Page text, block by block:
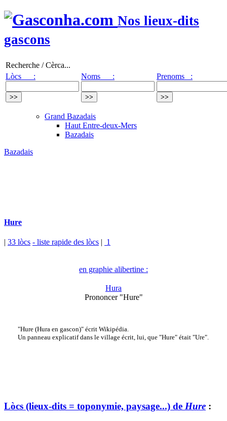
Nos lieux-dits
gascons
Recherche / Cèrca...
Lòcs :
Noms : Prenoms :
Grand Bazadais
Haut Entre-deux-Mers
Bazadais
Bazadais
Hure
| 33 lòcs - liste rapide des lòcs | 1
en graphie alibertine :
Hura
Prononcer "Hure"
"Hure (Hura en gascon)" écrit Wikipédia.
Un panneau explicatif dans le village écrit, lui, que "Hure" était "Ure".
Lòcs (lieux-dits = toponymie, paysage...) de Hure :